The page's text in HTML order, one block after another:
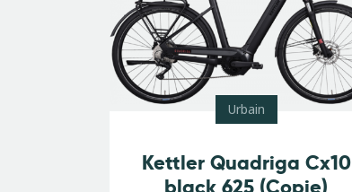
Urbain
Kettler Quadriga Cx10